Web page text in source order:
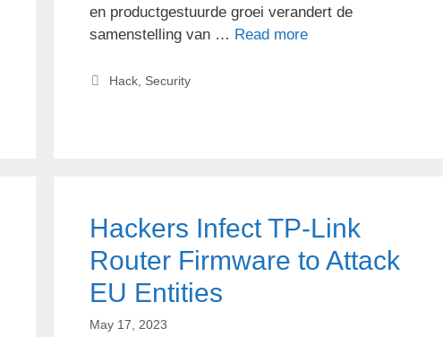
en productgestuurde groei verandert de
samenstelling van … Read more
Hack, Security
Hackers Infect TP-Link
Router Firmware to Attack
EU Entities
May 17, 2023